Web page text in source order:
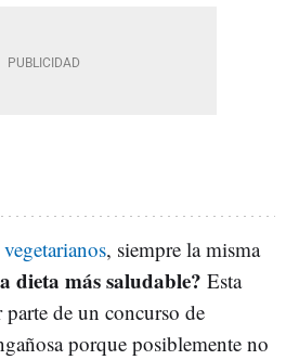
, siempre la misma
dieta más saludable? Esta
de un concurso de
porque posiblemente no